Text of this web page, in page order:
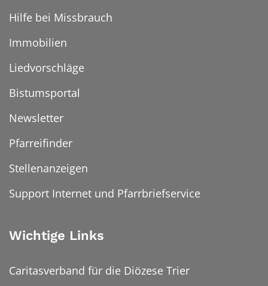
Hilfe bei Missbrauch
Immobilien
Liedvorschläge
Bistumsportal
Newsletter
Pfarreifinder
Stellenanzeigen
Support Internet und Pfarrbriefservice
Wichtige Links
Caritasverband für die Diözese Trier